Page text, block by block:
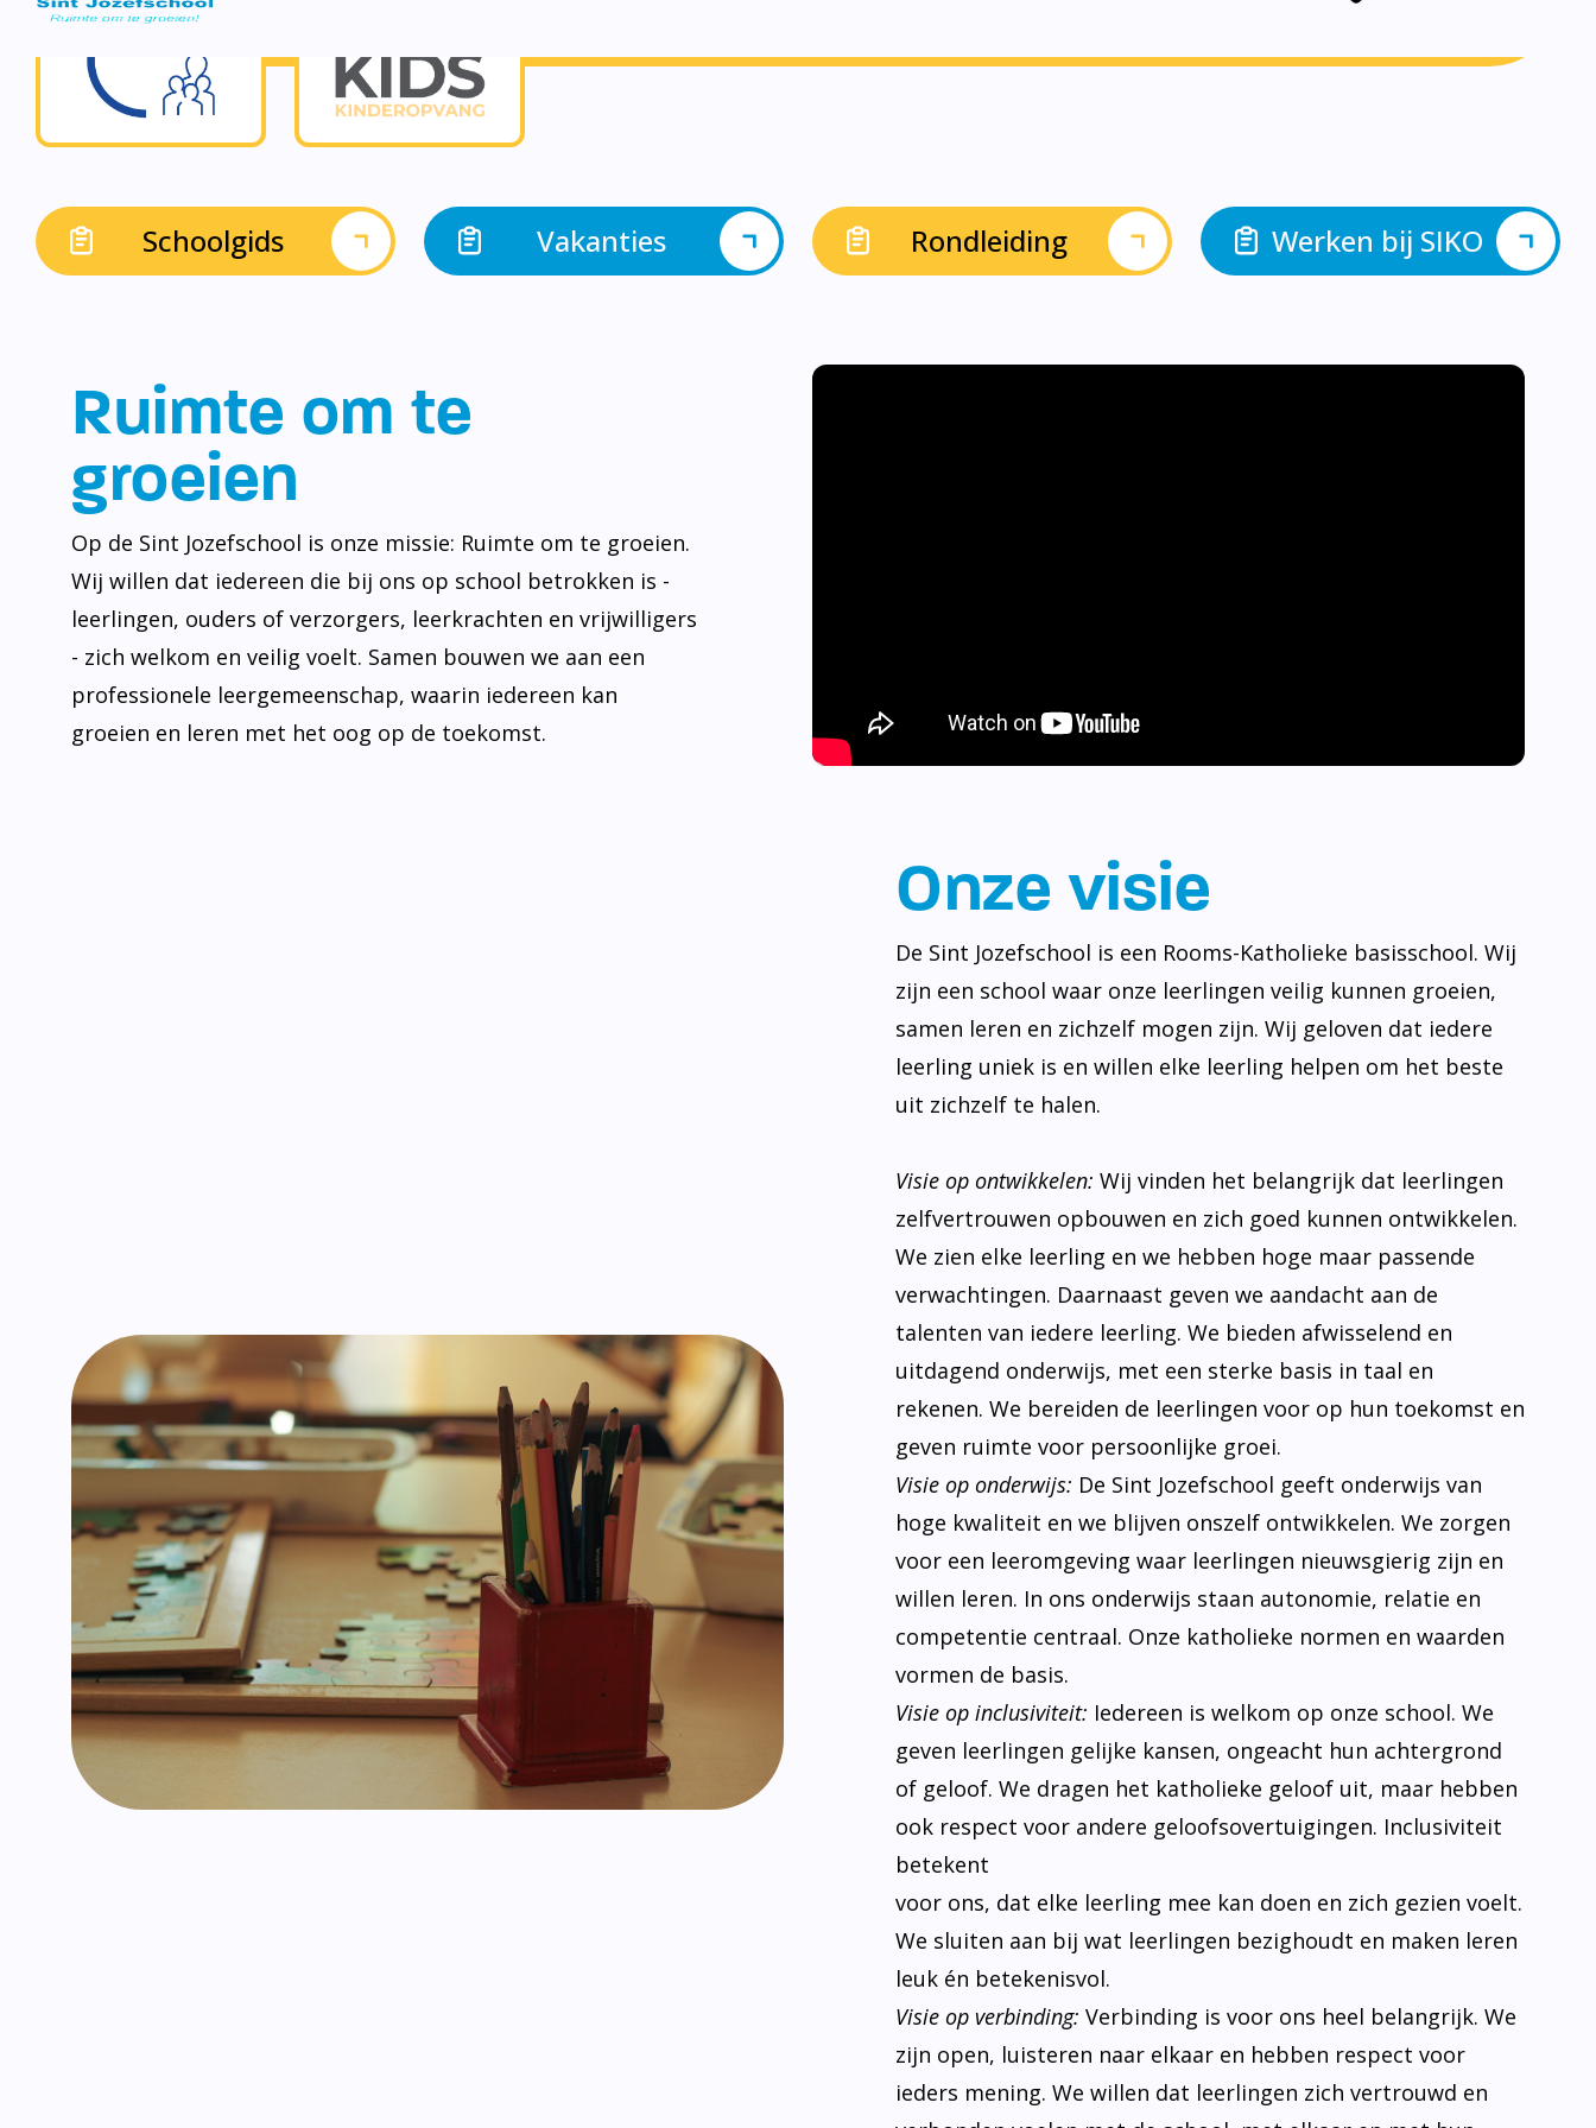
Schoolgids Vakanties Rondleiding Werken bij SIKO
Ruimte om te
groeien
Op de Sint Jozefschool is onze missie: Ruimte om te groeien.
Wij willen dat iedereen die bij ons op school betrokken is -
leerlingen, ouders of verzorgers, leerkrachten en vrijwilligers
- zich welkom en veilig voelt. Samen bouwen we aan een
professionele leergemeenschap, waarin iedereen kan
groeien en leren met het oog op de toekomst.
Onze visie
De Sint Jozefschool is een Rooms-Katholieke basisschool. Wij
zijn een school waar onze leerlingen veilig kunnen groeien,
samen leren en zichzelf mogen zijn. Wij geloven dat iedere
leerling uniek is en willen elke leerling helpen om het beste
uit zichzelf te halen.
Visie op ontwikkelen: Wij vinden het belangrijk dat leerlingen
zelfvertrouwen opbouwen en zich goed kunnen ontwikkelen.
We zien elke leerling en we hebben hoge maar passende
verwachtingen. Daarnaast geven we aandacht aan de
talenten van iedere leerling. We bieden afwisselend en
uitdagend onderwijs, met een sterke basis in taal en
rekenen. We bereiden de leerlingen voor op hun toekomst en
geven ruimte voor persoonlijke groei.
Visie op onderwijs: De Sint Jozefschool geeft onderwijs van
hoge kwaliteit en we blijven onszelf ontwikkelen. We zorgen
voor een leeromgeving waar leerlingen nieuwsgierig zijn en
willen leren. In ons onderwijs staan autonomie, relatie en
competentie centraal. Onze katholieke normen en waarden
vormen de basis.
Visie op inclusiviteit: Iedereen is welkom op onze school. We
geven leerlingen gelijke kansen, ongeacht hun achtergrond
of geloof. We dragen het katholieke geloof uit, maar hebben
ook respect voor andere geloofsovertuigingen. Inclusiviteit
betekent
voor ons, dat elke leerling mee kan doen en zich gezien voelt.
We sluiten aan bij wat leerlingen bezighoudt en maken leren
leuk én betekenisvol.
Visie op verbinding: Verbinding is voor ons heel belangrijk. We
zijn open, luisteren naar elkaar en hebben respect voor
ieders mening. We willen dat leerlingen zich vertrouwd en